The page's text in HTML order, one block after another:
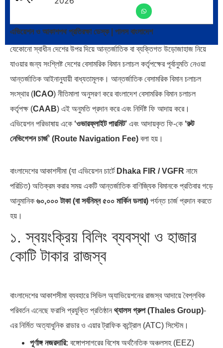
ব্রাজিল ও আর্জেন্টিনার কালো অধ্যায়:…
পূর্ব ইউরোপ বনাম তুরস্ক: শত… পৃথিবীতে বর্তমানে মোট দেশের সংখ্যা…
বৈশ্বিক…
এভিয়েশন ও আকাশপথ প্রতিরক্ষা ডেস্ক | পালস বাংলাদেশ
যেকোনো স্বাধীন দেশের উপর দিয়ে আন্তর্জাতিক বা ব্যক্তিগত উড়োজাহাজ নিয়ে
যাওয়ার জন্য সংশ্লিষ্ট দেশের বেসামরিক বিমান চলাচল কর্তৃপক্ষের পূর্বানুমতি নেওয়া
আন্তর্জাতিক আইনানুযায়ী বাধ্যতামূলক। আন্তর্জাতিক বেসামরিক বিমান চলাচল
সংস্থার ( ICAO) নীতিমালা অনুসরণ করে বাংলাদেশ বেসামরিক বিমান চলাচল
কর্তৃপক্ষ (CAAB) এই অনুমতি প্রদান করে এবং নির্দিষ্ট ফি আদায় করে।
এভিয়েশন পরিভাষায় একে ‘ওভারফ্লাইট পারমিট’ এবং আদায়কৃত ফি-কে ‘রুট
নেভিগেশন চার্জ’ (Route Navigation Fee) বলা হয়।
বাংলাদেশের আকাশসীমা (যা এভিয়েশন চার্টে Dhaka FIR / VGFR নামে
পরিচিত) অতিক্রম করার সময় একটি আন্তর্জাতিক বাণিজ্যিক বিমানকে প্রতিবার গড়ে
আনুমানিক ৬০,০০০ টাকা (বা সর্বনিম্ন ৫০০ মার্কিন ডলার) পর্যন্ত চার্জ প্রদান করতে
হয়।
১. স্বয়ংক্রিয় বিলিং ব্যবস্থা ও হাজার
কোটি টাকার রাজস্ব
বাংলাদেশের আকাশসীমা ব্যবহারে সিভিল অ্যাভিয়েশনের রাজস্ব আদায়ে বৈপ্লবিক
পরিবর্তন এনেছে ফরাসি প্রযুক্তি প্রতিষ্ঠান থ্যালস গ্রুপ (Thales Group)-
এর নির্মিত অত্যাধুনিক রাডার ও এয়ার ট্রাফিক কন্ট্রোল (ATC) সিস্টেম।
পূর্ণাঙ্গ নজরদারি: বঙ্গোপসাগরের বিশেষ অর্থনৈতিক অঞ্চলসহ (EEZ)